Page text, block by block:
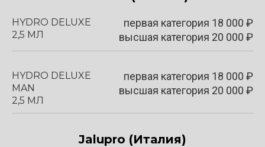
HYDRO DELUXE
2,5 МЛ
первая категория 18 000 ₽
высшая категория 20 000 ₽
HYDRO DELUXE
MAN
2,5 МЛ
первая категория 18 000 ₽
высшая категория 20 000 ₽
Jalupro (Италия)